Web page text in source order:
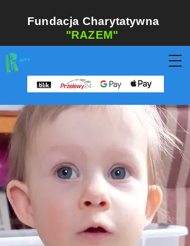
Fundacja Charytatywna
"RAZEM"